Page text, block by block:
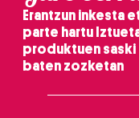
Erantzun inkesta
parte hartu
produktuen saski
baten zozketan